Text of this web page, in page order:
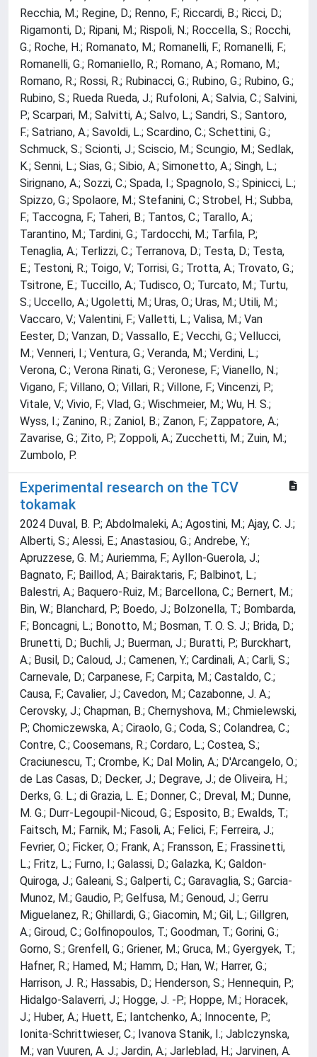
Recchia, M.; Regine, D.; Renno, F.; Riccardi, B.; Ricci, D.;
Rigamonti, D.; Ripani, M.; Rispoli, N.; Roccella, S.; Rocchi,
G.; Roche, H.; Romanato, M.; Romanelli, F.; Romanelli, F.;
Romanelli, G.; Romaniello, R.; Romano, A.; Romano, M.;
Romano, R.; Rossi, R.; Rubinacci, G.; Rubino, G.; Rubino, G.;
Rubino, S.; Rueda Rueda, J.; Rufoloni, A.; Salvia, C.; Salvini,
P.; Scarpari, M.; Salvitti, A.; Salvo, L.; Sandri, S.; Santoro,
F.; Satriano, A.; Savoldi, L.; Scardino, C.; Schettini, G.;
Schmuck, S.; Scionti, J.; Sciscio, M.; Scungio, M.; Sedlak,
K.; Senni, L.; Sias, G.; Sibio, A.; Simonetto, A.; Singh, L.;
Sirignano, A.; Sozzi, C.; Spada, I.; Spagnolo, S.; Spinicci, L.;
Spizzo, G.; Spolaore, M.; Stefanini, C.; Strobel, H.; Subba,
F.; Taccogna, F.; Taheri, B.; Tantos, C.; Tarallo, A.;
Tarantino, M.; Tardini, G.; Tardocchi, M.; Tarfila, P.;
Tenaglia, A.; Terlizzi, C.; Terranova, D.; Testa, D.; Testa,
E.; Testoni, R.; Toigo, V.; Torrisi, G.; Trotta, A.; Trovato, G.;
Tsitrone, E.; Tuccillo, A.; Tudisco, O.; Turcato, M.; Turtu,
S.; Uccello, A.; Ugoletti, M.; Uras, O.; Uras, M.; Utili, M.;
Vaccaro, V.; Valentini, F.; Valletti, L.; Valisa, M.; Van
Eester, D.; Vanzan, D.; Vassallo, E.; Vecchi, G.; Vellucci,
M.; Venneri, I.; Ventura, G.; Veranda, M.; Verdini, L.;
Verona, C.; Verona Rinati, G.; Veronese, F.; Vianello, N.;
Vigano, F.; Villano, O.; Villari, R.; Villone, F.; Vincenzi, P.;
Vitale, V.; Vivio, F.; Vlad, G.; Wischmeier, M.; Wu, H. S.;
Wyss, I.; Zanino, R.; Zaniol, B.; Zanon, F.; Zappatore, A.;
Zavarise, G.; Zito, P.; Zoppoli, A.; Zucchetti, M.; Zuin, M.;
Zumbolo, P.
Experimental research on the TCV
tokamak
2024 Duval, B. P.; Abdolmaleki, A.; Agostini, M.; Ajay, C. J.;
Alberti, S.; Alessi, E.; Anastasiou, G.; Andrebe, Y.;
Apruzzese, G. M.; Auriemma, F.; Ayllon-Guerola, J.;
Bagnato, F.; Baillod, A.; Bairaktaris, F.; Balbinot, L.;
Balestri, A.; Baquero-Ruiz, M.; Barcellona, C.; Bernert, M.;
Bin, W.; Blanchard, P.; Boedo, J.; Bolzonella, T.; Bombarda,
F.; Boncagni, L.; Bonotto, M.; Bosman, T. O. S. J.; Brida, D.;
Brunetti, D.; Buchli, J.; Buerman, J.; Buratti, P.; Burckhart,
A.; Busil, D.; Caloud, J.; Camenen, Y.; Cardinali, A.; Carli, S.;
Carnevale, D.; Carpanese, F.; Carpita, M.; Castaldo, C.;
Causa, F.; Cavalier, J.; Cavedon, M.; Cazabonne, J. A.;
Cerovsky, J.; Chapman, B.; Chernyshova, M.; Chmielewski,
P.; Chomiczewska, A.; Ciraolo, G.; Coda, S.; Colandrea, C.;
Contre, C.; Coosemans, R.; Cordaro, L.; Costea, S.;
Craciunescu, T.; Crombe, K.; Dal Molin, A.; D'Arcangelo, O.;
de Las Casas, D.; Decker, J.; Degrave, J.; de Oliveira, H.;
Derks, G. L.; di Grazia, L. E.; Donner, C.; Dreval, M.; Dunne,
M. G.; Durr-Legoupil-Nicoud, G.; Esposito, B.; Ewalds, T.;
Faitsch, M.; Farnik, M.; Fasoli, A.; Felici, F.; Ferreira, J.;
Fevrier, O.; Ficker, O.; Frank, A.; Fransson, E.; Frassinetti,
L.; Fritz, L.; Furno, I.; Galassi, D.; Galazka, K.; Galdon-
Quiroga, J.; Galeani, S.; Galperti, C.; Garavaglia, S.; Garcia-
Munoz, M.; Gaudio, P.; Gelfusa, M.; Genoud, J.; Gerru
Miguelanez, R.; Ghillardi, G.; Giacomin, M.; Gil, L.; Gillgren,
A.; Giroud, C.; Golfinopoulos, T.; Goodman, T.; Gorini, G.;
Gorno, S.; Grenfell, G.; Griener, M.; Gruca, M.; Gyergyek, T.;
Hafner, R.; Hamed, M.; Hamm, D.; Han, W.; Harrer, G.;
Harrison, J. R.; Hassabis, D.; Henderson, S.; Hennequin, P.;
Hidalgo-Salaverri, J.; Hogge, J. -P.; Hoppe, M.; Horacek,
J.; Huber, A.; Huett, E.; Iantchenko, A.; Innocente, P.;
Ionita-Schrittwieser, C.; Ivanova Stanik, I.; Jablczynska,
M.; van Vuuren, A. J.; Jardin, A.; Jarleblad, H.; Jarvinen, A.